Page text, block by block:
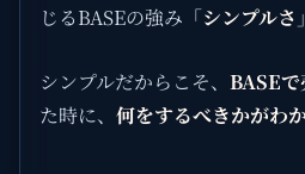
じるBASEの強み「シンプルさ
シンプルだからこそ、 BASE
た時に、 何をするべきかがわ